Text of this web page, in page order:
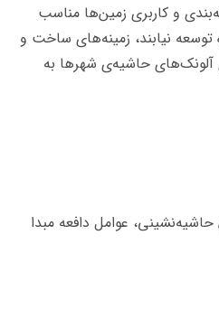
و کاربری زمین‌ها مناسب
توسعه نیابند، زمینه‌های ساخت و
حاشیه‌ی شهرها به
عوامل دافعه‌ مبدا